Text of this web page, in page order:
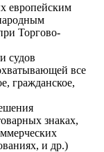
европейским
Торгово-
судов
все
гражданское,
знаках,
и др.)